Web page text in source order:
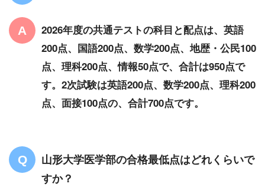
2026年度の共通テストの科目と配点は、英語
200点、国語200点、数学200点、地歴・公民100
点、理科200点、情報50点で、合計は950点で
す。2次試験は英語200点、数学200点、理科200
点、面接100点の、合計700点です。
山形大学医学部の合格最低点はどれくらいで
すか？